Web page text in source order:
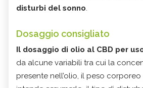
disturbi del sonno.
Dosaggio consigliato
Il dosaggio di olio al CBD per
da alcune variabili tra cui la
presente nell’olio, il peso